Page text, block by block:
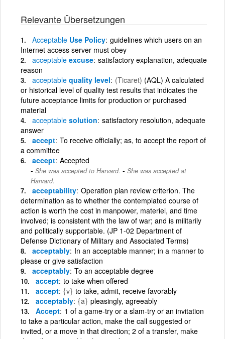
Relevante Übersetzungen
Acceptable Use Policy guidelines which users on an
Internet access server must obey
acceptable excuse satisfactory explanation, adequate
reason
acceptable quality level (Ticaret) (AQL) A calculated
or historical level of quality test results that indicates the
future acceptance limits for production or purchased
material
acceptable solution satisfactory resolution, adequate
answer
accept To receive officially; as, to accept the report of
a committee
accept Accepted
She was accepted to Harvard. - She was accepted at
Harvard.
acceptability Operation plan review criterion. The
determination as to whether the contemplated course of
action is worth the cost in manpower, materiel, and time
involved; is consistent with the law of war; and is militarily
and politically supportable. (JP 1-02 Department of
Defense Dictionary of Military and Associated Terms)
acceptably In an acceptable manner; in a manner to
please or give satisfaction
acceptably To an acceptable degree
accept to take when offered
accept {v} to take, admit, receive favorably
acceptably {a} pleasingly, agreeably
Accept 1 of a game-try or a slam-try or an invitation
to take a particular action, make the call suggested or
invited, or a move in that direction; 2 of a transfer, make